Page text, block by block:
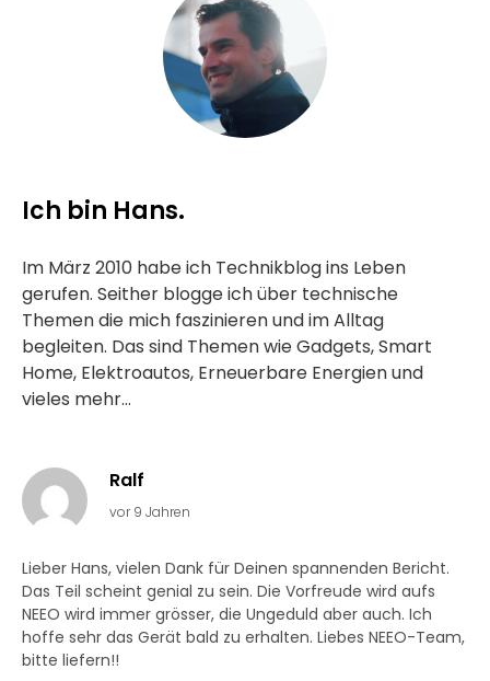
Ich bin Hans.
Im März 2010 habe ich Technikblog ins Leben
gerufen. Seither blogge ich über technische
Themen die mich faszinieren und im Alltag
begleiten. Das sind Themen wie Gadgets, Smart
Home, Elektroautos, Erneuerbare Energien und
vieles mehr...
Ralf
vor 9 Jahren
Lieber Hans, vielen Dank für Deinen spannenden Bericht.
Das Teil scheint genial zu sein. Die Vorfreude wird aufs
NEEO wird immer grösser, die Ungeduld aber auch. Ich
hoffe sehr das Gerät bald zu erhalten. Liebes NEEO-Team,
bitte liefern!!